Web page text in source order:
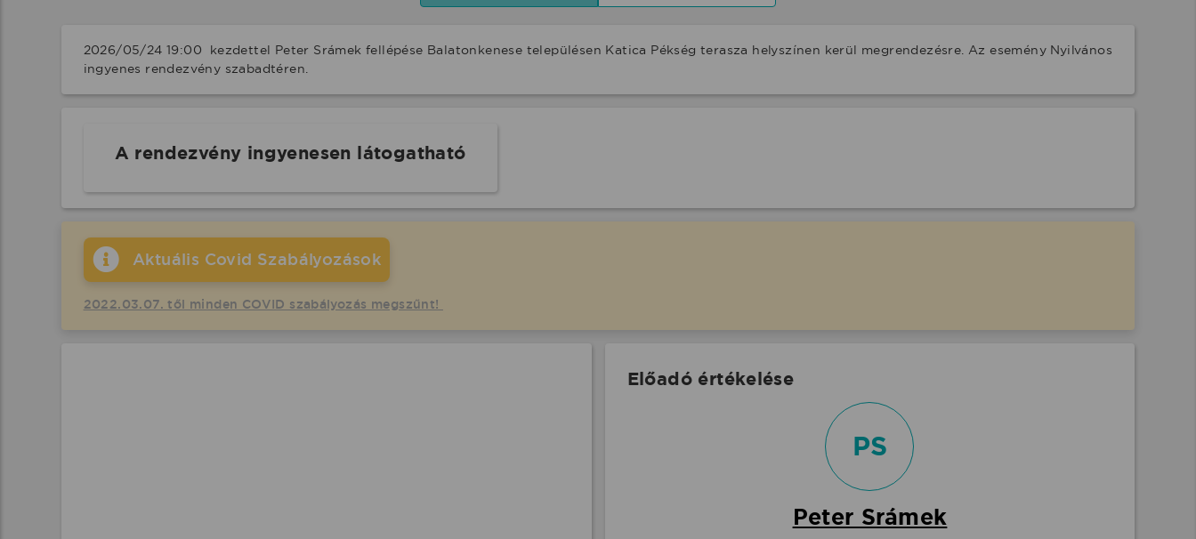
2026/05/24 19:00  kezdettel Peter Srámek fellépése Balatonkenese településen Katica Pékség terasza helyszínen kerül megrendezésre. Az esemény Nyilvános
ingyenes rendezvény szabadtéren.
A rendezvény ingyenesen látogatható
Aktuális Covid Szabályozások
2022.03.07. től minden COVID szabályozás megszűnt!
Előadó értékelése
PS
Peter Srámek